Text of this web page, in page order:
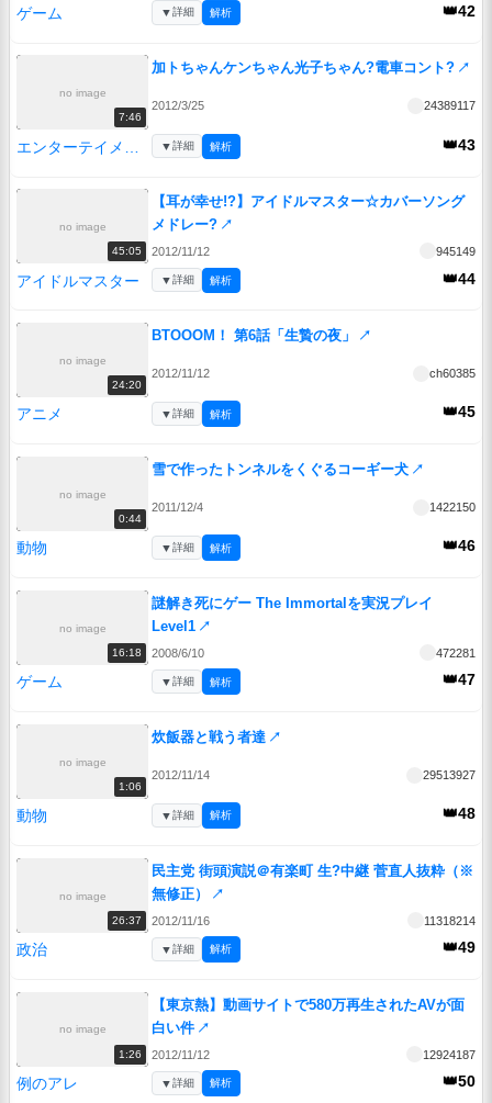
ゲーム 👑42
▼詳細 解析
no image
7:46
加トちゃんケンちゃん光子ちゃん?電車コント? ↗
2012/3/25 24389117
👑43
▼詳細 解析
no image
45:05
【耳が幸せ!?】アイドルマスター☆カバーソング
メドレー? ↗
2012/11/12 945149
アイドルマスター 👑44
▼詳細 解析
no image
24:20
BTOOOM！ 第6話「生贄の夜」 ↗
2012/11/12 ch60385
アニメ 👑45
▼詳細 解析
no image
0:44
雪で作ったトンネルをくぐるコーギー犬 ↗
2011/12/4 1422150
動物 👑46
▼詳細 解析
no image
16:18
謎解き死にゲー The Immortalを実況プレイ
Level1 ↗
2008/6/10 472281
ゲーム 👑47
▼詳細 解析
no image
1:06
炊飯器と戦う者達 ↗
2012/11/14 29513927
動物 👑48
▼詳細 解析
no image
26:37
民主党 街頭演説＠有楽町 生?中継 菅直人抜粋（※
無修正）
↗
2012/11/16 11318214
政治 👑49
▼詳細 解析
no image
1:26
【東京熱】動画サイトで580万再生されたAVが面
白い件 ↗
2012/11/12 12924187
例のアレ 👑50
▼詳細 解析